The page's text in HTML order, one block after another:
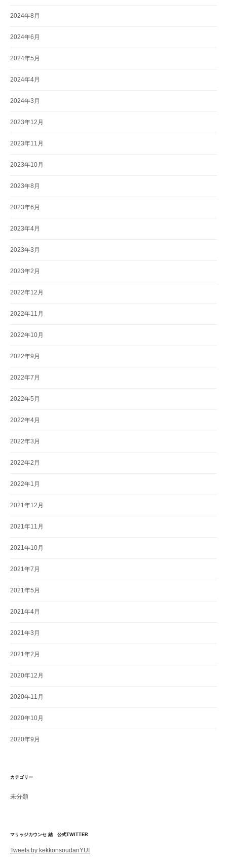
2024年8月
2024年6月
2024年5月
2024年4月
2024年3月
2023年12月
2023年11月
2023年10月
2023年8月
2023年6月
2023年4月
2023年3月
2023年2月
2022年12月
2022年11月
2022年10月
2022年9月
2022年7月
2022年5月
2022年4月
2022年3月
2022年2月
2022年1月
2021年12月
2021年11月
2021年10月
2021年7月
2021年5月
2021年4月
2021年3月
2021年2月
2020年12月
2020年11月
2020年10月
2020年9月
カテゴリー
未分類
マリッジカウンセ 結 公式TWITTER
Tweets by kekkonsoudanYUI